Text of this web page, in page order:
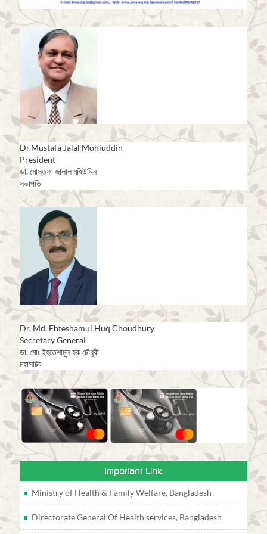
Dr.Mustafa Jalal Mohiuddin
President
ডা. মোস্তফা জালাল মহিউদ্দিন
সভাপতি
Dr. Md. Ehteshamul Huq Choudhury
Secretary General
ডা. মোঃ ইহতেশামুল হক চৌধুরী
মহাসচিব
Important Link
Ministry of Health & Family Welfare, Bangladesh
Directorate General Of Health services, Bangladesh